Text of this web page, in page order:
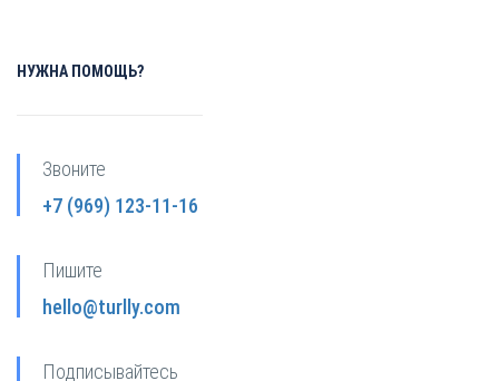
НУЖНА ПОМОЩЬ?
Звоните
+7 (969) 123-11-16
Пишите
hello@turlly.com
Подписывайтесь